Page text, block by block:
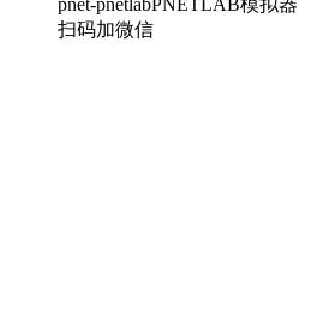
扫码加微信